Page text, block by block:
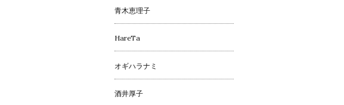
青木恵理子
HareTa
オギハラナミ
酒井厚子